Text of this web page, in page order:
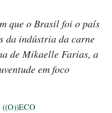
que o Brasil foi o país
da indústria da carne
de Mikaelle Farias, a
em foco